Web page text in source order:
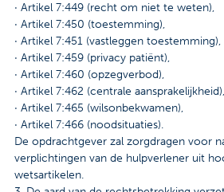
· Artikel 7:449 (recht om niet te weten),
· Artikel 7:450 (toestemming),
· Artikel 7:451 (vastleggen toestemming),
· Artikel 7:459 (privacy patiënt),
· Artikel 7:460 (opzegverbod),
· Artikel 7:462 (centrale aansprakelijkheid),
· Artikel 7:465 (wilsonbekwamen),
· Artikel 7:466 (noodsituaties).
De opdrachtgever zal zorgdragen voor
verplichtingen van de hulpverlener uit
wetsartikelen.